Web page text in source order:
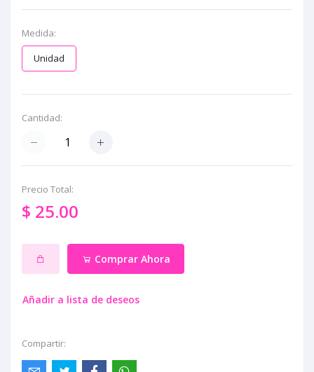
Medida:
Unidad
Cantidad:
Precio Total:
$ 25.00
Comprar Ahora
Añadir a lista de deseos
Compartir: